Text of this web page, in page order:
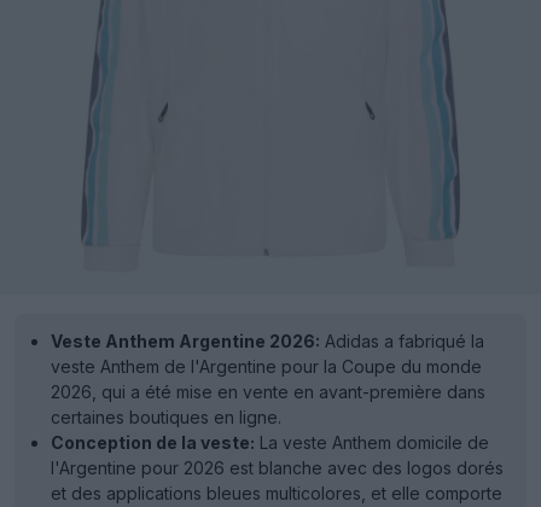
Veste Anthem Argentine 2026: Adidas a fabriqué la
veste Anthem de l'Argentine pour la Coupe du monde
2026, qui a été mise en vente en avant-première dans
certaines boutiques en ligne.
Conception de la veste: La veste Anthem domicile de
l'Argentine pour 2026 est blanche avec des logos dorés
et des applications bleues multicolores, et elle comporte